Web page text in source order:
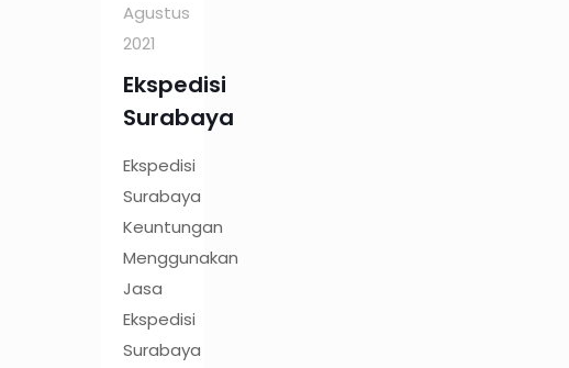
Agustus
2021
Ekspedisi
Surabaya
Ekspedisi
Surabaya
Keuntungan
Menggunakan
Jasa
Ekspedisi
Surabaya